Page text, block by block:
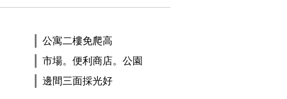
公寓二樓免爬高
市場。便利商店。公園
邊間三面採光好